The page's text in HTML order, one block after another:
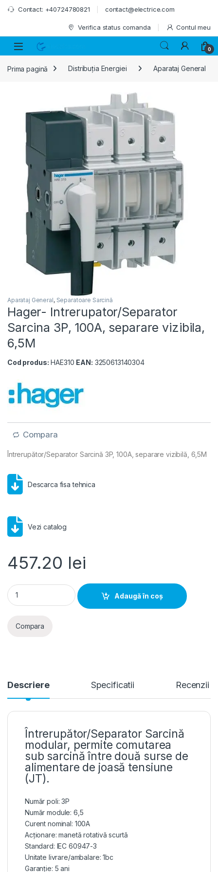
Skip to navigation
Skip to content
Contact: +40724780821 contact@electrice.com
Verifica status comanda Contul meu
0
Prima pagină Distribuția Energiei Aparataj General
Aparataj General, Separatoare Sarcină
Hager- Intrerupator/Separator
Sarcina 3P, 100A, separare vizibila,
6,5M
Cod produs: HAE310 EAN: 3250613140304
Compara
Întrerupător/Separator Sarcină 3P, 100A, separare vizibilă, 6,5M
Descarca fisa tehnica
Vezi catalog
457.20 lei
Hager- Intrerupator/Separator Sarcina 3P, 100A, separare
Adaugă în coș
Compara
Descriere Specificatii Recenzii
Întrerupător/Separator Sarcină
modular, permite comutarea
sub sarcină între două surse de
alimentare de joasă tensiune
(JT).
Număr poli: 3P
Număr module: 6,5
Curent nominal: 100A
Acționare: manetă rotativă scurtă
Standard: IEC 60947-3
Unitate livrare/ambalare: 1bc
Garanție: 5 ani